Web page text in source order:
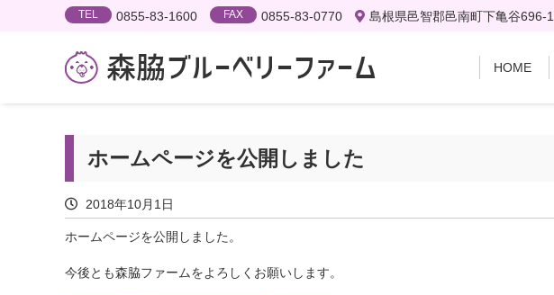
TEL 0855-83-1600 FAX 0855-83-0770 島根県邑智郡邑南町下亀谷696-1
HOME
ホームページを公開しました
2018年10月1日
ホームページを公開しました。
今後とも森脇ファームをよろしくお願いします。